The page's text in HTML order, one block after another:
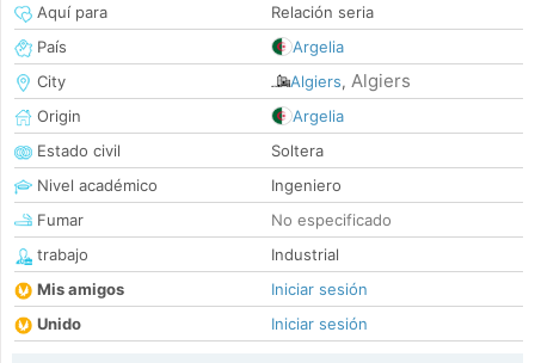
Aquí para
Relación seria
País
Argelia
City
Algiers, Algiers
Origin
Argelia
Estado civil
Soltera
Nivel académico
Ingeniero
Fumar
No especificado
trabajo
Industrial
Mis amigos
Iniciar sesión
Unido
Iniciar sesión